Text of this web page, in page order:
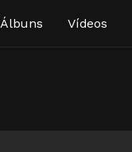
Álbuns Vídeos